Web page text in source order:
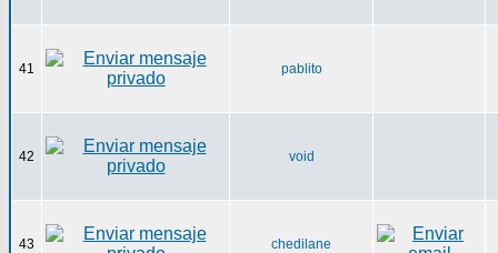
41 pablito
42 void
43 chedilane